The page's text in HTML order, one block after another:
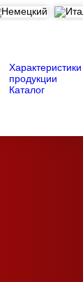
Характеристики
продукции
Каталог